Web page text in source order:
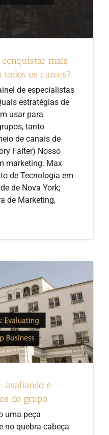
conquistar mais
todos os canais?
de especialistas
estratégias de
usar para
tanto
de canais de
Falter) Nosso
marketing: Max
de Tecnologia em
de Nova York;
de Marketing,
avaliando e
do grupo
uma peça
no quebra-cabeça